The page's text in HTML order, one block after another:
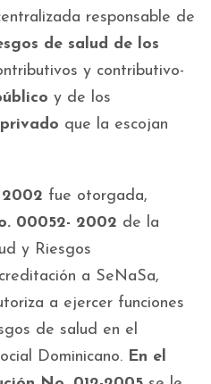
responsable de
de salud de los
y contributivo-
y de los
que la escojan
fue otorgada,
00052- 2002 de la
y Riesgos
a SeNaSa,
a ejercer funciones
de salud en el
Dominicano. En el